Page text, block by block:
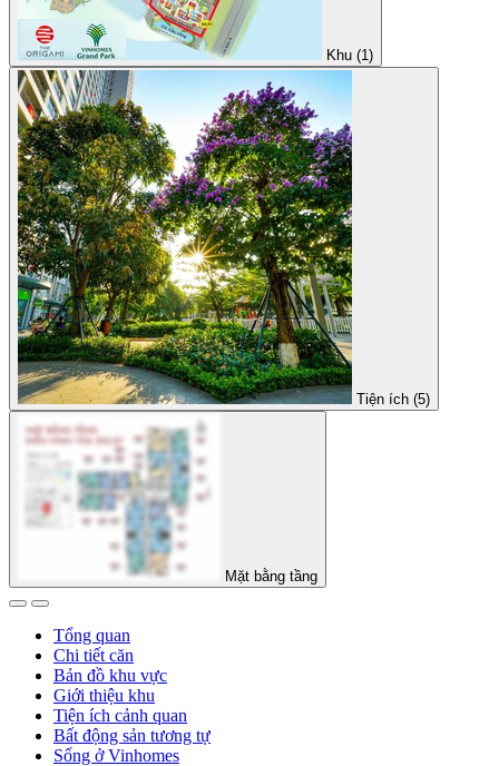
Khu (1)
Tiện ích (5)
Mặt bằng tầng
Tổng quan
Chi tiết căn
Bản đồ khu vực
Giới thiệu khu
Tiện ích cảnh quan
Bất động sản tương tự
Sống ở Vinhomes